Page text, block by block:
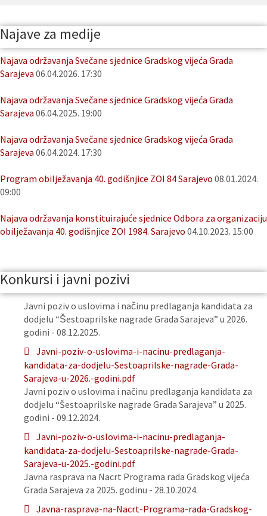
Najave za medije
Najava održavanja Svečane sjednice Gradskog vijeća Grada
Sarajeva 06.04.2026. 17:30
Najava održavanja Svečane sjednice Gradskog vijeća Grada
Sarajeva 06.04.2025. 19:00
Najava održavanja Svečane sjednice Gradskog vijeća Grada
Sarajeva 06.04.2024. 17:30
Program obilježavanja 40. godišnjice ZOI 84 Sarajevo 08.01.2024.
09:00
Najava održavanja konstituirajuće sjednice Odbora za organizaciju
obilježavanja 40. godišnjice ZOI 1984. Sarajevo 04.10.2023. 15:00
Konkursi i javni pozivi
Javni poziv o uslovima i načinu predlaganja kandidata za
dodjelu “Šestoaprilske nagrade Grada Sarajeva” u 2026.
godini - 08.12.2025.
Javni-poziv-o-uslovima-i-nacinu-predlaganja-
kandidata-za-dodjelu-Sestoaprilske-nagrade-Grada-
Sarajeva-u-2026.-godini.pdf
Javni poziv o uslovima i načinu predlaganja kandidata za
dodjelu “Šestoaprilske nagrade Grada Sarajeva” u 2025.
godini - 09.12.2024.
Javni-poziv-o-uslovima-i-nacinu-predlaganja-
kandidata-za-dodjelu-Sestoaprilske-nagrade-Grada-
Sarajeva-u-2025.-godini.pdf
Javna rasprava na Nacrt Programa rada Gradskog vijeća
Grada Sarajeva za 2025. godinu - 28.10.2024.
Javna-rasprava-na-Nacrt-Programa-rada-Gradskog-